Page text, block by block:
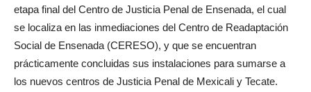
etapa final del Centro de Justicia Penal de Ensenada, el cual
se localiza en las inmediaciones del Centro de Readaptación
Social de Ensenada (CERESO), y que se encuentran
prácticamente concluidas sus instalaciones para sumarse a
los nuevos centros de Justicia Penal de Mexicali y Tecate.